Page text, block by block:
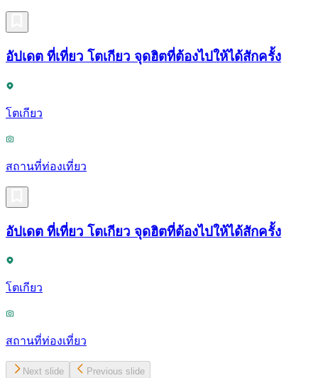
อัปเดต ที่เที่ยว โตเกียว จุดฮิตที่ต้องไปให้ได้สักครั้ง
โตเกียว
สถานที่ท่องเที่ยว
อัปเดต ที่เที่ยว โตเกียว จุดฮิตที่ต้องไปให้ได้สักครั้ง
โตเกียว
สถานที่ท่องเที่ยว
Next slide Previous slide